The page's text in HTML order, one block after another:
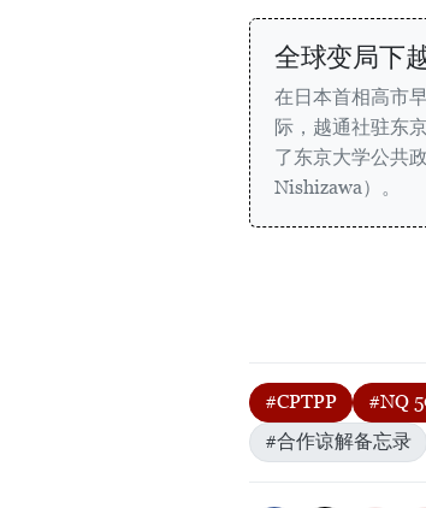
全球变局下
在日本首相高市
际，越通社驻东
了东京大学公共
Nishizawa）。
#CPTPP #NQ
#合作谅解备忘录